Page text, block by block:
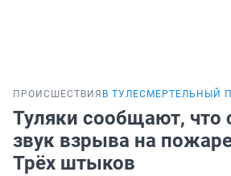
ПРОИСШЕСТВИЯ В ТУЛЕСМЕРТЕЛЬНЫЙ
Туляки сообщают,
звук взрыва на
Трёх штыков